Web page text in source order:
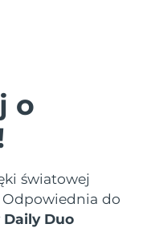
o
światowej
Odpowiednia do
Daily Duo